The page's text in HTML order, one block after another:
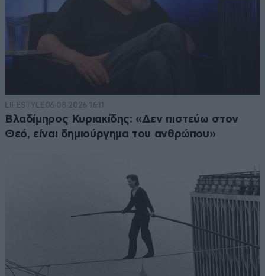
LIFESTYLE06·08·2026 16:11
Βλαδίμηρος Κυριακίδης: «Δεν πιστεύω στον
Θεό, είναι δημιούργημα του ανθρώπου»